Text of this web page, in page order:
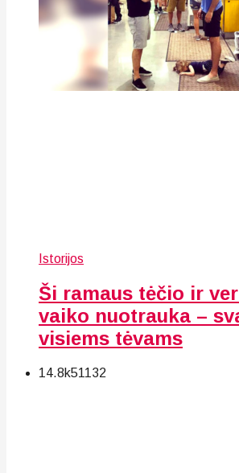
Istorijos
Ši ramaus tėčio ir
vaiko nuotrauka –
visiems tėvams
14.8k51 132